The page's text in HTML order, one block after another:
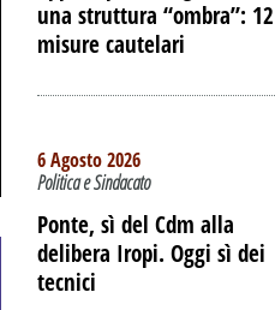
una struttura “ombra”: 12
misure cautelari
6 Agosto 2026
Politica e Sindacato
Ponte, sì del Cdm alla
delibera Iropi. Oggi sì dei
tecnici